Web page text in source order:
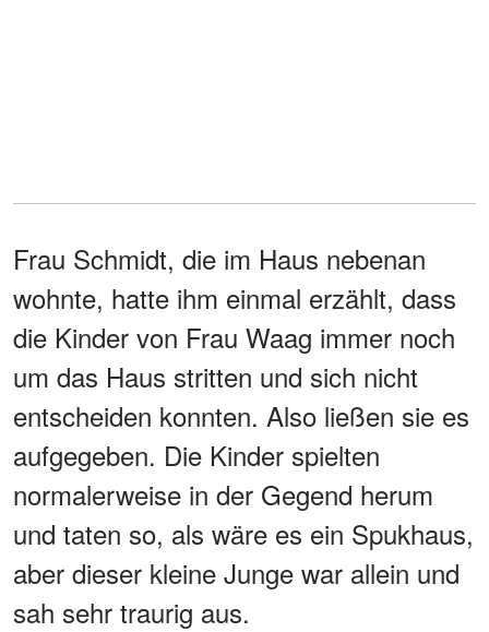
Frau Schmidt, die im Haus nebenan
wohnte, hatte ihm einmal erzählt, dass
die Kinder von Frau Waag immer noch
um das Haus stritten und sich nicht
entscheiden konnten. Also ließen sie es
aufgegeben. Die Kinder spielten
normalerweise in der Gegend herum
und taten so, als wäre es ein Spukhaus,
aber dieser kleine Junge war allein und
sah sehr traurig aus.